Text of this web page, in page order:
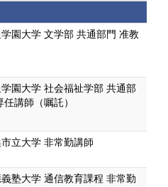
園大学 文学部 共通部門 准教
園大学 社会福祉学部 共通部
任講師（嘱託）
立大学 非常勤講師
塾大学 通信教育課程 非常勤